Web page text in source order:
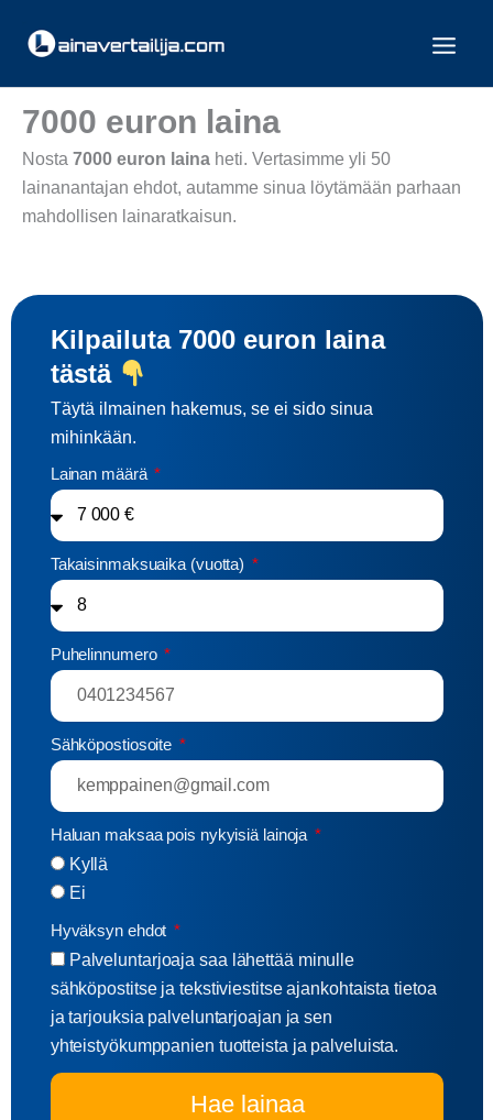
sisältöön
7000 euron laina
Nosta 7000 euron laina heti. Vertasimme yli 50
lainanantajan ehdot, autamme sinua löytämään parhaan
mahdollisen lainaratkaisun.
Kilpailuta 7000 euron laina
tästä
Täytä ilmainen hakemus, se ei sido sinua
mihinkään.
Lainan määrä
Takaisinmaksuaika (vuotta)
Puhelinnumero
Sähköpostiosoite
Haluan maksaa pois nykyisiä lainoja
Kyllä
Ei
Hyväksyn ehdot
Palveluntarjoaja saa lähettää minulle
sähköpostitse ja tekstiviestitse ajankohtaista tietoa
ja tarjouksia palveluntarjoajan ja sen
yhteistyökumppanien tuotteista ja palveluista.
Hae lainaa